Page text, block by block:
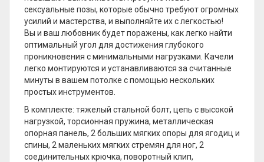
сексуальные позы, которые обычно требуют огромных
усилий и мастерства, и выполняйте их с легкостью!
Вы и ваш любовник будет поражены, как легко найти
оптимальный угол для достижения глубокого
проникновения с минимальными нагрузками. Качели
легко монтируются и устанавливаются за считанные
минуты в вашем потолке с помощью нескольких
простых инструментов.
В комплекте: тяжелый стальной болт, цепь с высокой
нагрузкой, торсионная пружина, металлическая
опорная панель, 2 больших мягких опоры для ягодиц и
спины, 2 маленьких мягких стремян для ног, 2
соединительных крючка, поворотный клип,